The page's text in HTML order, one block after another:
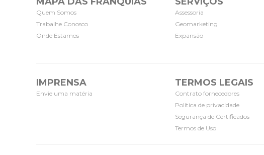
Quem Somos
Trabalhe Conosco
Onde Estamos
Assessoria
Geomarketing
Expansão
IMPRENSA
Envie uma matéria
TERMOS LEGAIS
Contrato fornecedores
Política de privacidade
Segurança de Certificados
Termos de Uso